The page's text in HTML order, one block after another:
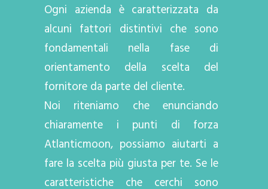
Ogni azienda è caratterizzata da
alcuni fattori distintivi che sono
fondamentali nella fase di
orientamento della scelta del
fornitore da parte del cliente.
Noi riteniamo che enunciando
chiaramente i punti di forza
Atlanticmoon, possiamo aiutarti a
fare la scelta più giusta per te. Se le
caratteristiche che cerchi sono